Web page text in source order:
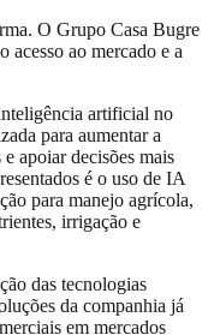
O Grupo Casa Bugre
acesso ao mercado e a
artificial no
para aumentar a
apoiar decisões mais
é o uso de IA
para manejo agrícola,
irrigação e
das tecnologias
da companhia já
em mercados